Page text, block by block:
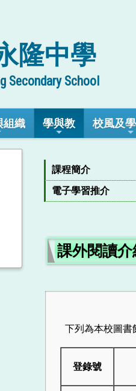
隆中學
Secondary School
組織 學與教 校風及
課程簡介
電子學習推介
課外閱讀介
下列為本校圖書
登錄號